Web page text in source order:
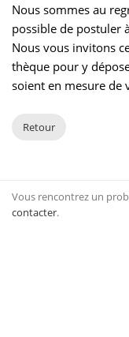
Nous sommes au
possible de postuler
Nous vous invitons
thèque pour y
soient en mesure de
Retour
Vous rencontrez un
contacter.